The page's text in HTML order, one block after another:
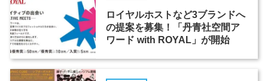
ロイヤルホストなど3ブランドへ
の提案を募集！「丹青社空間ア
ワード with ROYAL」が開始